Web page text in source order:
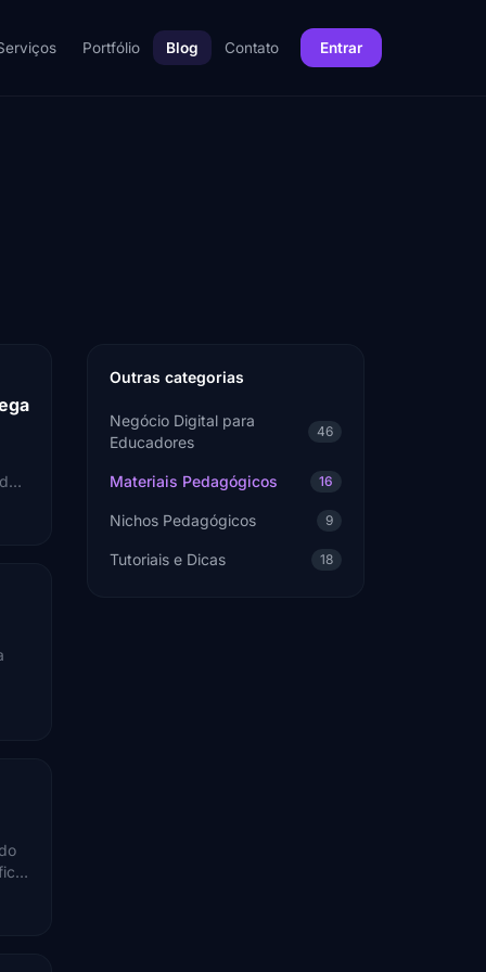
Portfólio Blog Contato Entrar
Outras categorias
Negócio Digital para
Educadores
46
Materiais Pedagógicos 16
Nichos Pedagógicos 9
Tutoriais e Dicas 18